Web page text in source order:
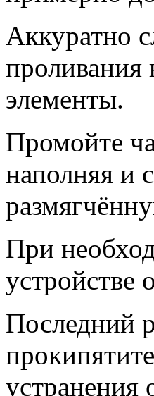
Аккуратно
проливания
элементы.
Промойте
наполняя и
При
устройстве
Последний
устранения